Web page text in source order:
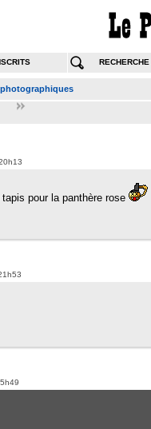
RECHERCHE
pour la panthère rose